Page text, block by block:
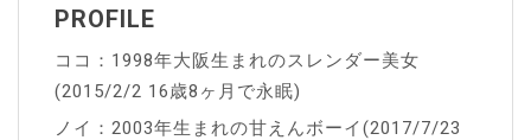
PROFILE
ココ：1998年大阪生まれのスレンダー美女
(2015/2/2 16歳8ヶ月で永眠)
ノイ：2003年生まれの甘えんボーイ(2017/7/23